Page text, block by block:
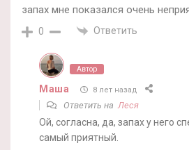
запах мне показался очень
0 Ответить
Автор
Маша 8 лет назад
Ответить наЛеся
Ой, согласна, да, запах у него
самый приятный.